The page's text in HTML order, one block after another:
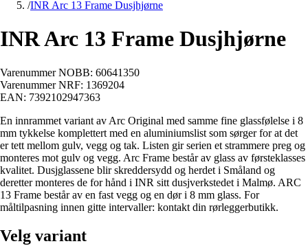
/INR Arc 13 Frame Dusjhjørne
INR Arc 13 Frame Dusjhjørne
Varenummer NOBB: 60641350
Varenummer NRF: 1369204
EAN: 7392102947363
En innrammet variant av Arc Original med samme fine glassfølelse i 8
mm tykkelse komplettert med en aluminiumslist som sørger for at det
er tett mellom gulv, vegg og tak. Listen gir serien et strammere preg og
monteres mot gulv og vegg. Arc Frame består av glass av førsteklasses
kvalitet. Dusjglassene blir skreddersydd og herdet i Småland og
deretter monteres de for hånd i INR sitt dusjverkstedet i Malmø. ARC
13 Frame består av en fast vegg og en dør i 8 mm glass. For
måltilpasning innen gitte intervaller: kontakt din rørleggerbutikk.
Velg variant